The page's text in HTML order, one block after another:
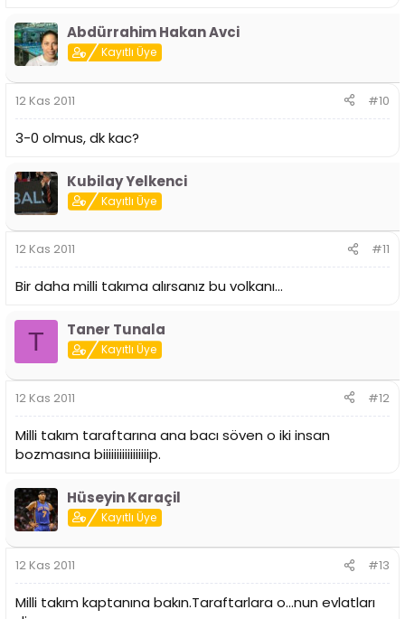
Abdürrahim Hakan Avci
Kayıtlı Üye
12 Kas 2011 #10
3-0 olmus, dk kac?
Kubilay Yelkenci
Kayıtlı Üye
12 Kas 2011 #11
Bir daha milli takıma alırsanız bu volkanı...
T Taner Tunala
Kayıtlı Üye
12 Kas 2011 #12
Milli takım taraftarına ana bacı söven o iki insan
bozmasına biiiiiiiiiiiiiiiiip.
Hüseyin Karaçil
Kayıtlı Üye
12 Kas 2011 #13
Milli takım kaptanına bakın.Taraftarlara o...nun evlatları